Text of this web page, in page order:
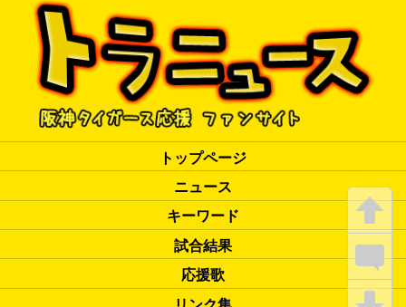
トップページ
ニュース
キーワード
試合結果
応援歌